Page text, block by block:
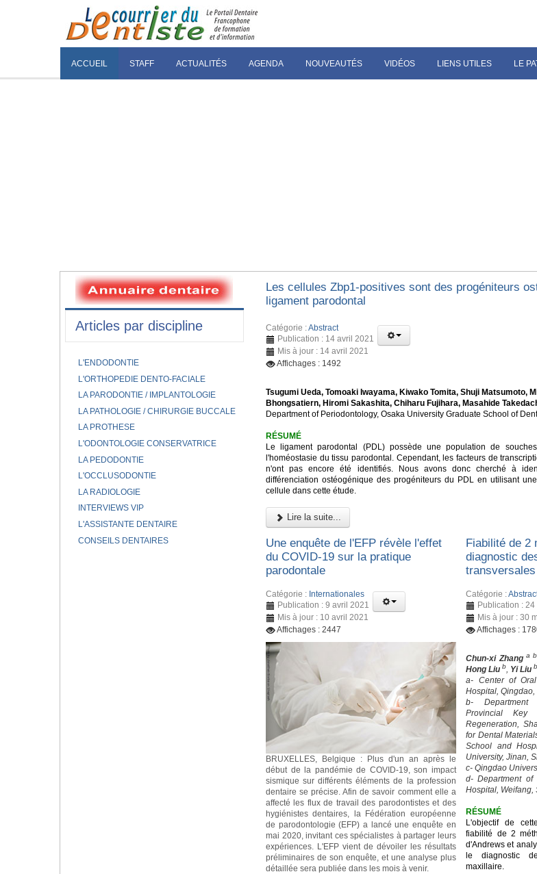
ACCUEIL STAFF ACTUALITÉS AGENDA NOUVEAUTÉS VIDÉOS LIENS UTILES LE
Les cellules Zbp1-positives sont des progéniteurs
ligament parodontal
Catégorie :Abstract
Publication : 14 avril 2021
Mis à jour : 14 avril 2021
Affichages : 1492
Tsugumi Ueda, Tomoaki Iwayama, Kiwako Tomita, Shuji Matsumoto,
Bhongsatiern, Hiromi Sakashita, Chiharu Fujihara, Masahide
Department of Periodontology, Osaka University Graduate School of
RÉSUMÉ
Le ligament parodontal (PDL) possède une population de
l'homéostasie du tissu parodontal. Cependant, les facteurs de
n'ont pas encore été identifiés. Nous avons donc cherché à
différenciation ostéogénique des progéniteurs du PDL en utilisant
cellule dans cette étude.
Lire la suite...
Une enquête de l'EFP révèle l'effet
du COVID-19 sur la pratique
parodontale
Catégorie : Internationales
Publication : 9 avril 2021
Mis à jour : 10 avril 2021
Affichages : 2447
BRUXELLES, Belgique : Plus d'un an après le
début de la pandémie de COVID-19, son impact
sismique sur différents éléments de la profession
dentaire se précise. Afin de savoir comment elle a
affecté les flux de travail des parodontistes et des
hygiénistes dentaires, la Fédération européenne
de parodontologie (EFP) a lancé une enquête en
mai 2020, invitant ces spécialistes à partager leurs
expériences. L'EFP vient de dévoiler les résultats
préliminaires de son enquête, et une analyse plus
détaillée sera publiée dans les mois à venir.
Fiabilité de 2
diagnostic
Catégorie :
Publication : 24
Mis à jour : 30
Affichages :
Chun-xi Zhang a b
Hong Liu b Yi Liu b
a- Center of
Hospital,
b- Department
Provincial Key
Regeneration,
for Dental
School and
University, Jinan,
c- Qingdao
d- Department of
Hospital, Weifang,
RÉSUMÉ
L'objectif de
fiabilité de 2
d'Andrews et
le diagnostic
maxillaire.
Articles par discipline
L'ENDODONTIE
L'ORTHOPEDIE DENTO-FACIALE
LA PARODONTIE / IMPLANTOLOGIE
LA PATHOLOGIE / CHIRURGIE BUCCALE
LA PROTHESE
L'ODONTOLOGIE CONSERVATRICE
LA PEDODONTIE
L'OCCLUSODONTIE
LA RADIOLOGIE
INTERVIEWS VIP
L'ASSISTANTE DENTAIRE
CONSEILS DENTAIRES